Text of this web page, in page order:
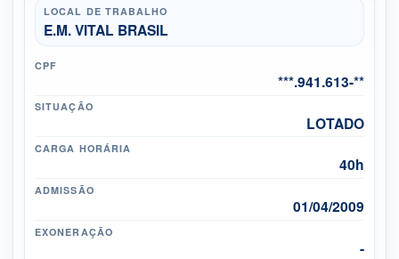
LOCAL DE TRABALHO
E.M. VITAL BRASIL
CPF
***.941.613-**
SITUAÇÃO
LOTADO
CARGA HORÁRIA
40h
ADMISSÃO
01/04/2009
EXONERAÇÃO
-